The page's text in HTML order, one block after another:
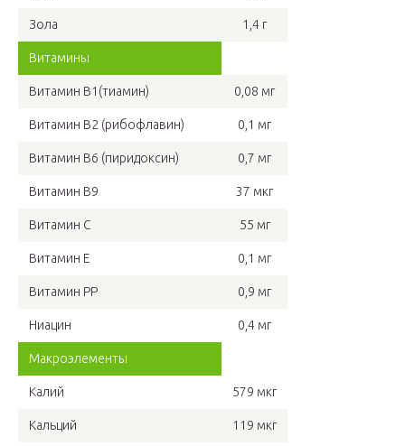
Зола 1,4 г
Витамины
Витамин В1(тиамин) 0,08 мг
Витамин В2 (рибофлавин) 0,1 мг
Витамин В6 (пиридоксин) 0,7 мг
Витамин В9 37 мкг
Витамин C 55 мг
Витамин Е 0,1 мг
Витамин РР 0,9 мг
Ниацин 0,4 мг
Макроэлементы
Калий 579 мкг
Кальций 119 мкг